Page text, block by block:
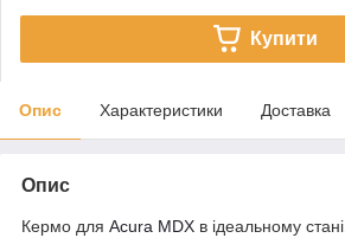
Купити
Опис Характеристики Доставка
Опис
Кермо для Acura MDX в ідеальному стані.